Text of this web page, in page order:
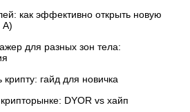
как эффективно открыть новую
А)
для разных зон тела:
гайд для новичка
DYOR vs хайп